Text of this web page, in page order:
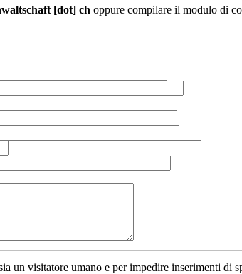
[dot] ch oppure compilare il modulo di
Questa domanda è un